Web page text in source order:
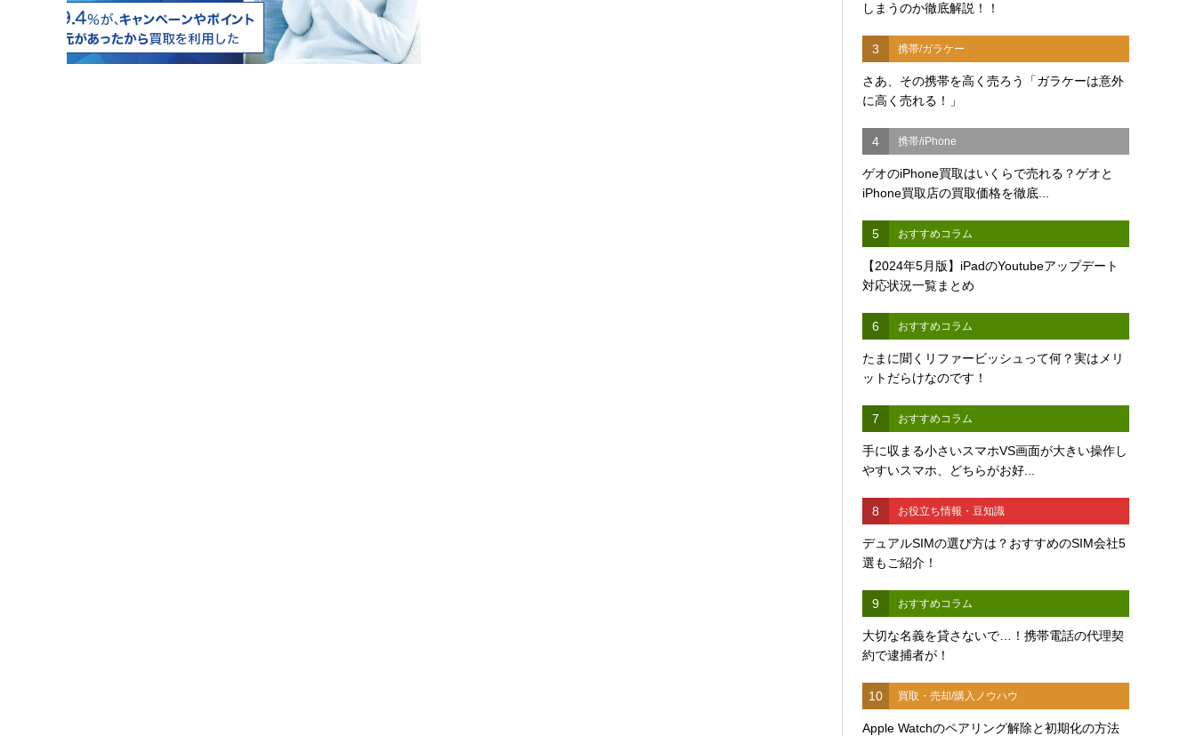
しまうのか徹底解説！！
3 携帯/ガラケー
さあ、その携帯を高く売ろう「ガラケーは意外
に高く売れる！」
4 携帯/iPhone
ゲオのiPhone買取はいくらで売れる？ゲオと
iPhone買取店の買取価格を徹底...
5 おすすめコラム
【2024年5月版】iPadのYoutubeアップデート
対応状況一覧まとめ
6 おすすめコラム
たまに聞くリファービッシュって何？実はメリ
ットだらけなのです！
7 おすすめコラム
手に収まる小さいスマホVS画面が大きい操作し
やすいスマホ、どちらがお好...
8 お役立ち情報・豆知識
デュアルSIMの選び方は？おすすめのSIM会社5
選もご紹介！
9 おすすめコラム
大切な名義を貸さないで…！携帯電話の代理契
約で逮捕者が！
10 買取・売却/購入ノウハウ
Apple Watchのペアリング解除と初期化の方法